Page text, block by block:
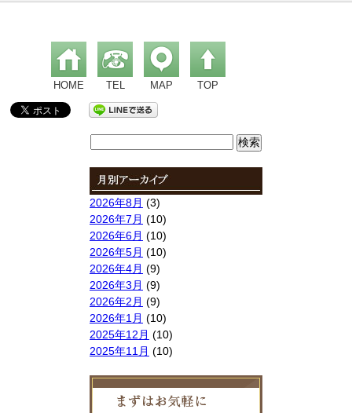
HOME TEL MAP TOP
2026年8月 (3)
2026年7月 (10)
2026年6月 (10)
2026年5月 (10)
2026年4月 (9)
2026年3月 (9)
2026年2月 (9)
2026年1月 (10)
2025年12月 (10)
2025年11月 (10)
2025年8月(9)